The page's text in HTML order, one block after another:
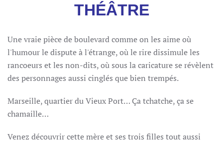
THÉÂTRE
Une vraie pièce de boulevard comme on les aime où
l'humour le dispute à l'étrange, où le rire dissimule les
rancoeurs et les non-dits, où sous la caricature se révèlent
des personnages aussi cinglés que bien trempés.
Marseille, quartier du Vieux Port… Ça tchatche, ça se
chamaille…
Venez découvrir cette mère et ses trois filles tout aussi